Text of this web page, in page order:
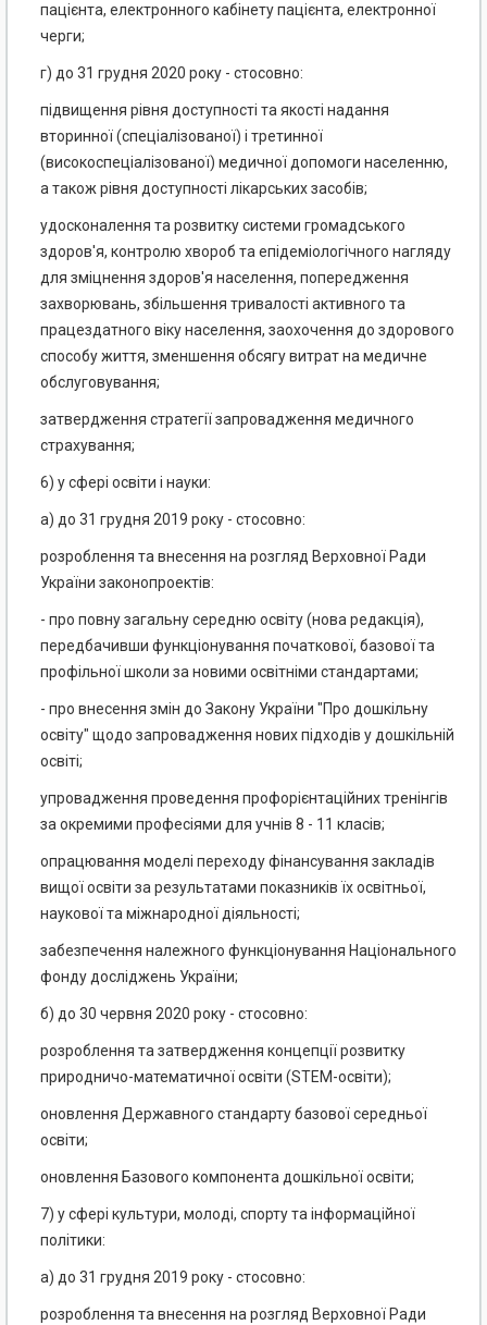
пацієнта, електронного кабінету пацієнта, електронної
черги;
г) до 31 грудня 2020 року - стосовно:
підвищення рівня доступності та якості надання
вторинної (спеціалізованої) і третинної
(високоспеціалізованої) медичної допомоги населенню,
а також рівня доступності лікарських засобів;
удосконалення та розвитку системи громадського
здоров'я, контролю хвороб та епідеміологічного нагляду
для зміцнення здоров'я населення, попередження
захворювань, збільшення тривалості активного та
працездатного віку населення, заохочення до здорового
способу життя, зменшення обсягу витрат на медичне
обслуговування;
затвердження стратегії запровадження медичного
страхування;
6) у сфері освіти і науки:
а) до 31 грудня 2019 року - стосовно:
розроблення та внесення на розгляд Верховної Ради
України законопроектів:
- про повну загальну середню освіту (нова редакція),
передбачивши функціонування початкової, базової та
профільної школи за новими освітніми стандартами;
- про внесення змін до Закону України "Про дошкільну
освіту" щодо запровадження нових підходів у дошкільній
освіті;
упровадження проведення профорієнтаційних тренінгів
за окремими професіями для учнів 8 - 11 класів;
опрацювання моделі переходу фінансування закладів
вищої освіти за результатами показників їх освітньої,
наукової та міжнародної діяльності;
забезпечення належного функціонування Національного
фонду досліджень України;
б) до 30 червня 2020 року - стосовно:
розроблення та затвердження концепції розвитку
природничо-математичної освіти (STEM-освіти);
оновлення Державного стандарту базової середньої
освіти;
оновлення Базового компонента дошкільної освіти;
7) у сфері культури, молоді, спорту та інформаційної
політики:
а) до 31 грудня 2019 року - стосовно:
розроблення та внесення на розгляд Верховної Ради